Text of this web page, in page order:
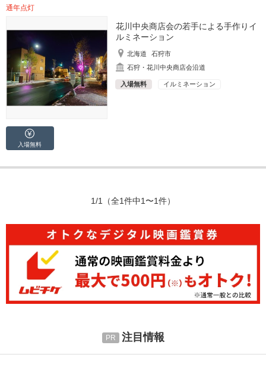
通年点灯
花川中央商店会の若手による手作りイ
ルミネーション
北海道
石狩市
石狩・花川中央商店会沿道
入場無料 イルミネーション
入場無料
1/1 （全1件中1〜1件）
注目情報